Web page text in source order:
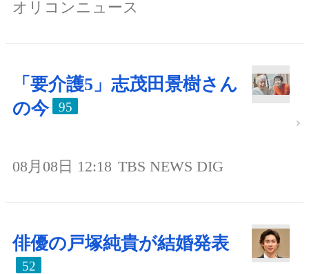
オリコンニュース
「要介護5」志茂田景樹さん
の今
95
08月08日 12:18 TBS NEWS DIG
俳優の戸塚純貴が結婚発表
52